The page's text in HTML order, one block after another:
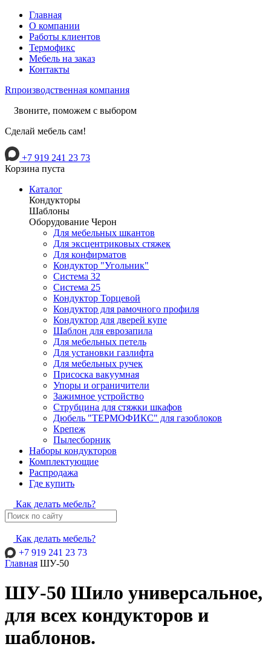
Главная
О компании
Работы клиентов
Термофикс
Мебель на заказ
Контакты
Rпроизводственная компания
Звоните, поможем с выбором
Сделай мебель сам!
+7 919 241 23 73
Корзина пуста
Каталог
Кондукторы
Шаблоны
Оборудование Черон
Для мебельных шкантов
Для эксцентриковых стяжек
Для конфирматов
Кондуктор "Угольник"
Система 32
Система 25
Кондуктор Торцевой
Кондуктор для рамочного профиля
Кондуктор для дверей купе
Шаблон для еврозапила
Для мебельных петель
Для установки газлифта
Для мебельных ручек
Присоска вакуумная
Упоры и ограничители
Зажимное устройство
Струбцина для стяжки шкафов
Дюбель "ТЕРМОФИКС" для газоблоков
Крепеж
Пылесборник
Наборы кондукторов
Комплектующие
Распродажа
Где купить
Как делать мебель?
Как делать мебель?
+7 919 241 23 73
Главная ШУ-50
ШУ-50 Шило универсальное,
для всех кондукторов и
шаблонов.